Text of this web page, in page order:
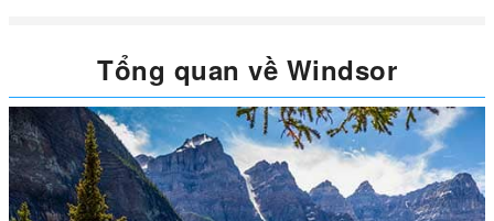
Tổng quan về Windsor